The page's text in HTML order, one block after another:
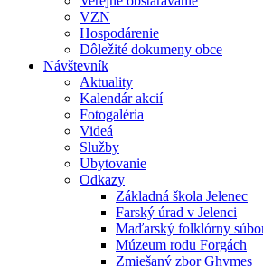
VZN
Hospodárenie
Dôležité dokumeny obce
Návštevník
Aktuality
Kalendár akcií
Fotogaléria
Videá
Služby
Ubytovanie
Odkazy
Základná škola Jelenec
Farský úrad v Jelenci
Maďarský folklórny
Múzeum rodu Forgách
Zmiešaný zbor Ghymes